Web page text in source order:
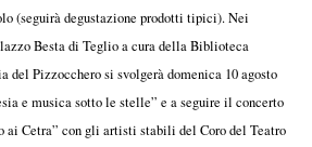
(seguirà degustazione prodotti tipici). Nei
Besta di Teglio a cura della Biblioteca
del Pizzocchero si svolgerà domenica 10 agosto
e musica sotto le stelle” e a seguire il concerto
ai Cetra” con gli artisti stabili del Coro del Teatro